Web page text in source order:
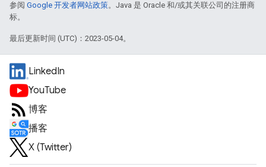
参阅 Google 开发者网站政策。Java 是 Oracle 和/或其关联公司的注册商
标。
最后更新时间 (UTC)：2023-05-04。
LinkedIn
YouTube
博客
播客
X (Twitter)